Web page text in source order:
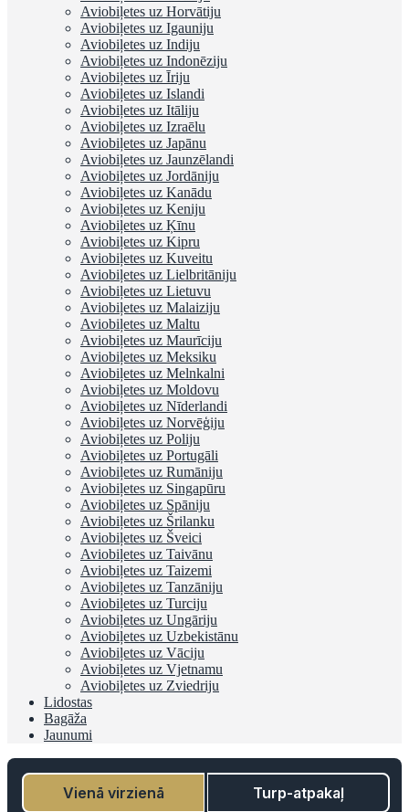
Aviobiļetes uz Horvātiju
Aviobiļetes uz Igauniju
Aviobiļetes uz Indiju
Aviobiļetes uz Indonēziju
Aviobiļetes uz Īriju
Aviobiļetes uz Islandi
Aviobiļetes uz Itāliju
Aviobiļetes uz Izraēlu
Aviobiļetes uz Japānu
Aviobiļetes uz Jaunzēlandi
Aviobiļetes uz Jordāniju
Aviobiļetes uz Kanādu
Aviobiļetes uz Keniju
Aviobiļetes uz Ķīnu
Aviobiļetes uz Kipru
Aviobiļetes uz Kuveitu
Aviobiļetes uz Lielbritāniju
Aviobiļetes uz Lietuvu
Aviobiļetes uz Malaiziju
Aviobiļetes uz Maltu
Aviobiļetes uz Maurīciju
Aviobiļetes uz Meksiku
Aviobiļetes uz Melnkalni
Aviobiļetes uz Moldovu
Aviobiļetes uz Nīderlandi
Aviobiļetes uz Norvēģiju
Aviobiļetes uz Poliju
Aviobiļetes uz Portugāli
Aviobiļetes uz Rumāniju
Aviobiļetes uz Singapūru
Aviobiļetes uz Spāniju
Aviobiļetes uz Šrilanku
Aviobiļetes uz Šveici
Aviobiļetes uz Taivānu
Aviobiļetes uz Taizemi
Aviobiļetes uz Tanzāniju
Aviobiļetes uz Turciju
Aviobiļetes uz Ungāriju
Aviobiļetes uz Uzbekistānu
Aviobiļetes uz Vāciju
Aviobiļetes uz Vjetnamu
Aviobiļetes uz Zviedriju
Lidostas
Bagāža
Jaunumi
Vienā virzienā Turp-atpakaļ